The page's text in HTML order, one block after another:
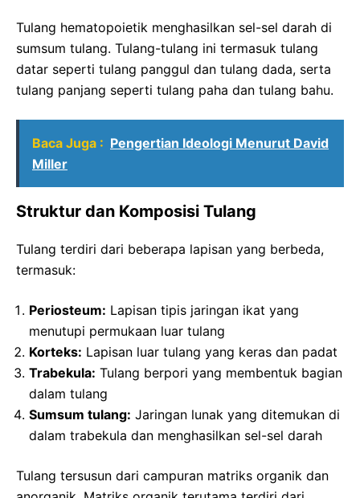
Tulang hematopoietik menghasilkan sel-sel darah di
sumsum tulang. Tulang-tulang ini termasuk tulang
datar seperti tulang panggul dan tulang dada, serta
tulang panjang seperti tulang paha dan tulang bahu.
Baca Juga : Pengertian Ideologi Menurut David
Miller
Struktur dan Komposisi Tulang
Tulang terdiri dari beberapa lapisan yang berbeda,
termasuk:
Periosteum: Lapisan tipis jaringan ikat yang
menutupi permukaan luar tulang
Korteks: Lapisan luar tulang yang keras dan padat
Trabekula: Tulang berpori yang membentuk bagian
dalam tulang
Sumsum tulang: Jaringan lunak yang ditemukan di
dalam trabekula dan menghasilkan sel-sel darah
Tulang tersusun dari campuran matriks organik dan